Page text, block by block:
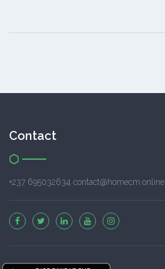
Contact
+237 695032634 contact@homecm.online